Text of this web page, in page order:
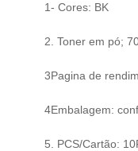
1- Cores: BK
2. Toner em pó;
3Pagina de
4Embalagem:
5. PCS/Cartão: